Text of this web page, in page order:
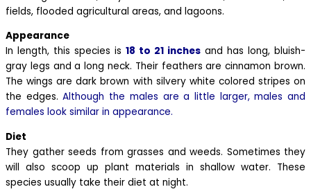
fields, flooded agricultural areas, and lagoons.
Appearance
In length, this species is 18 to 21 inches and has long, bluish-
gray legs and a long neck. Their feathers are cinnamon brown.
The wings are dark brown with silvery white colored stripes on
the edges.Although the males are a little larger, males and
females look similar in appearance.
Diet
They gather seeds from grasses and weeds. Sometimes they
will also scoop up plant materials in shallow water. These
species usually take their diet at night.